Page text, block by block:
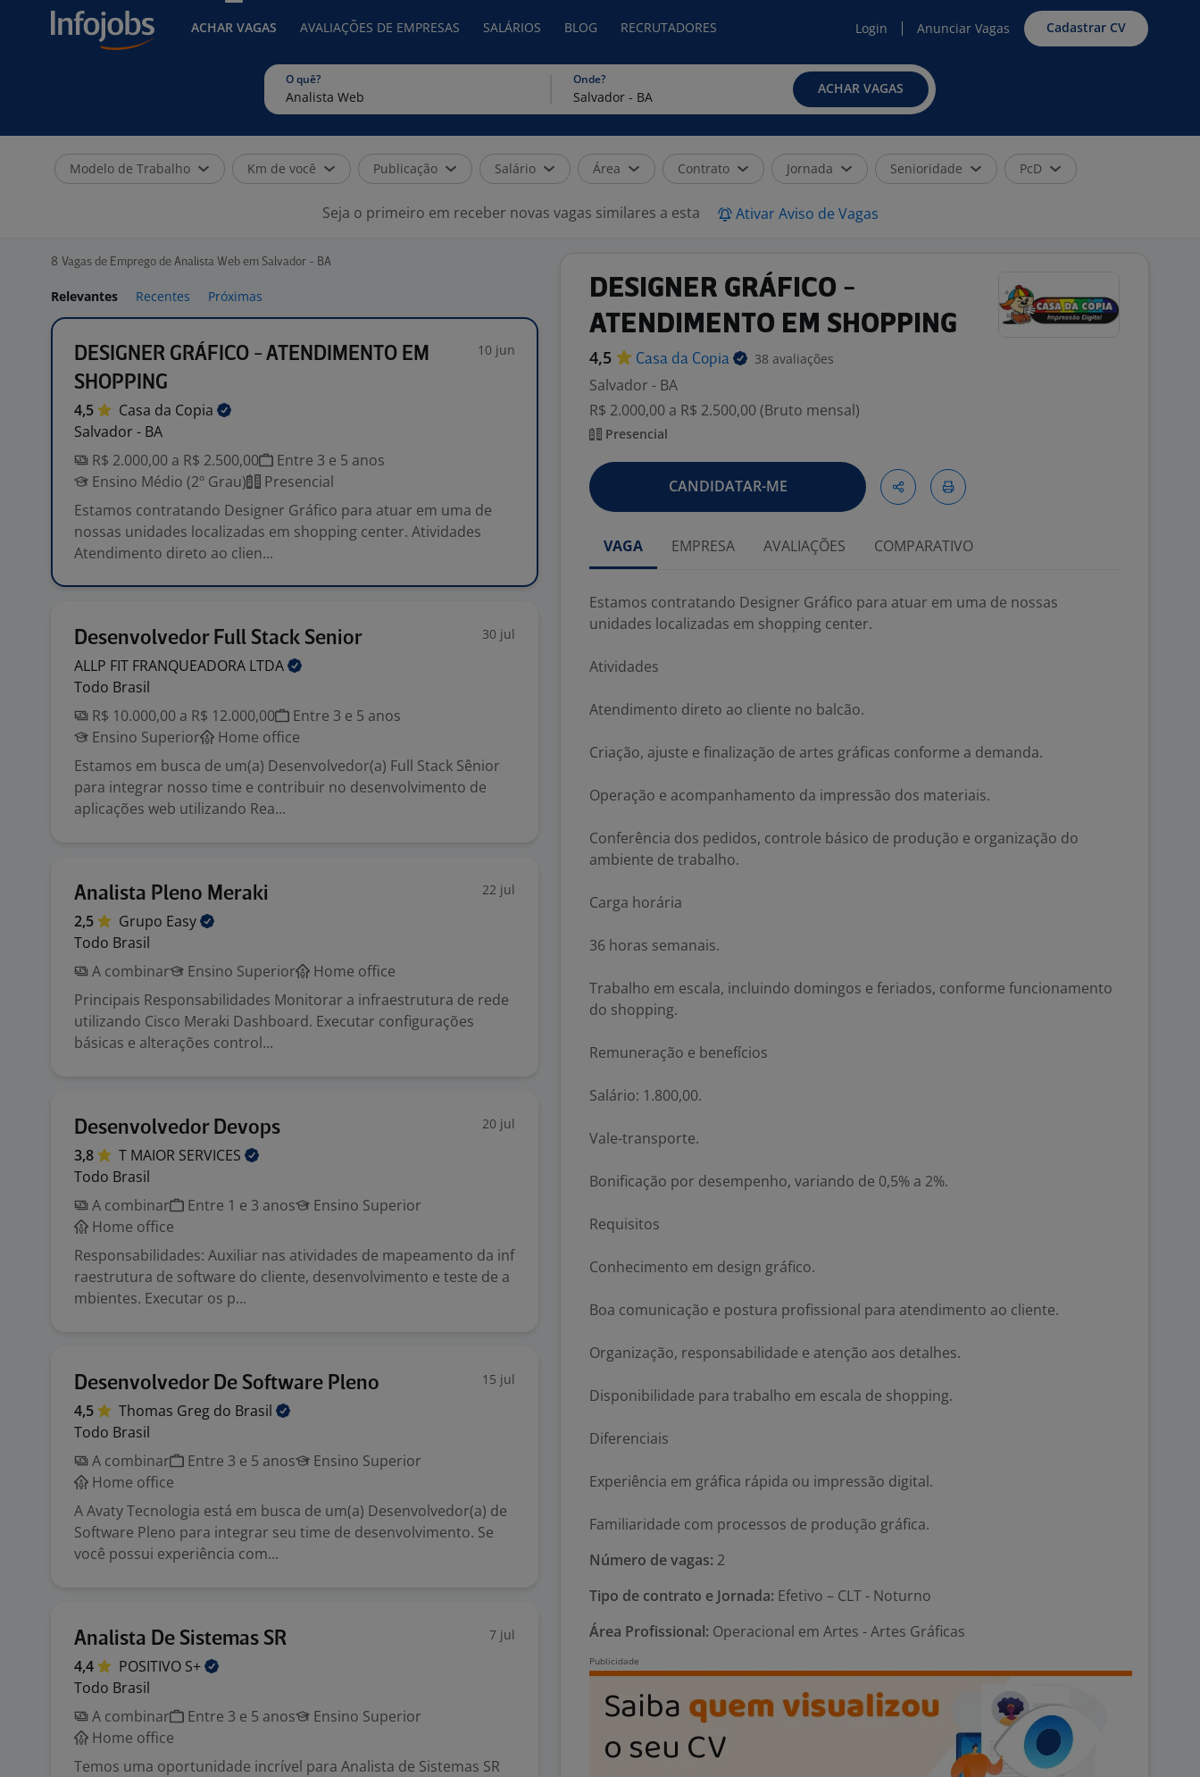
ACHAR VAGAS AVALIAÇÕES DE EMPRESAS SALÁRIOS BLOG RECRUTADORES Login Anunciar Vagas Cadastrar CV
O quê? Onde?
ACHAR VAGAS
Modelo de Trabalho Km de você Publicação Salário Área Contrato Jornada Senioridade PcD
Seja o primeiro em receber novas vagas similares a esta Ativar Aviso de Vagas
8 Vagas de Emprego de Analista Web em Salvador - BA
Relevantes Recentes Próximas
DESIGNER GRÁFICO - ATENDIMENTO EM
SHOPPING
10 jun
4,5 Casa da Copia
Salvador - BA
R$ 2.000,00 a R$ 2.500,00
Entre 3 e 5 anos
Ensino Médio (2º Grau)
Presencial
Estamos contratando Designer Gráfico para atuar em uma de
nossas unidades localizadas em shopping center. Atividades
Atendimento direto ao clien...
Desenvolvedor Full Stack Senior 30 jul
ALLP FIT FRANQUEADORA LTDA
Todo Brasil
R$ 10.000,00 a R$ 12.000,00
Entre 3 e 5 anos
Ensino Superior
Home office
Estamos em busca de um(a) Desenvolvedor(a) Full Stack Sênior
para integrar nosso time e contribuir no desenvolvimento de
aplicações web utilizando Rea...
Analista Pleno Meraki 22 jul
2,5 Grupo Easy
Todo Brasil
A combinar
Ensino Superior
Home office
Principais Responsabilidades Monitorar a infraestrutura de rede
utilizando Cisco Meraki Dashboard. Executar configurações
básicas e alterações control...
Desenvolvedor Devops 20 jul
3,8 T MAIOR SERVICES
Todo Brasil
A combinar
Entre 1 e 3 anos
Ensino Superior
Home office
Responsabilidades: Auxiliar nas atividades de mapeamento da inf
raestrutura de software do cliente, desenvolvimento e teste de a
mbientes. Executar os p...
Desenvolvedor De Software Pleno 15 jul
4,5 Thomas Greg do Brasil
Todo Brasil
A combinar
Entre 3 e 5 anos
Ensino Superior
Home office
A Avaty Tecnologia está em busca de um(a) Desenvolvedor(a) de
Software Pleno para integrar seu time de desenvolvimento. Se
você possui experiência com...
Analista De Sistemas SR 7 jul
4,4 POSITIVO S+
Todo Brasil
A combinar
Entre 3 e 5 anos
Ensino Superior
Home office
Temos uma oportunidade incrível para Analista de Sistemas SR
DESIGNER GRÁFICO -
ATENDIMENTO EM SHOPPING
4,5 Casa da Copia 38 avaliações
Salvador - BA
R$ 2.000,00 a R$ 2.500,00 (Bruto mensal)
Presencial
CANDIDATAR-ME
VAGA EMPRESA AVALIAÇÕES COMPARATIVO
Estamos contratando Designer Gráfico para atuar em uma de nossas
unidades localizadas em shopping center.
Atividades
Atendimento direto ao cliente no balcão.
Criação, ajuste e finalização de artes gráficas conforme a demanda.
Operação e acompanhamento da impressão dos materiais.
Conferência dos pedidos, controle básico de produção e organização do
ambiente de trabalho.
Carga horária
36 horas semanais.
Trabalho em escala, incluindo domingos e feriados, conforme funcionamento
do shopping.
Remuneração e benefícios
Salário: 1.800,00.
Vale-transporte.
Bonificação por desempenho, variando de 0,5% a 2%.
Requisitos
Conhecimento em design gráfico.
Boa comunicação e postura profissional para atendimento ao cliente.
Organização, responsabilidade e atenção aos detalhes.
Disponibilidade para trabalho em escala de shopping.
Diferenciais
Experiência em gráfica rápida ou impressão digital.
Familiaridade com processos de produção gráfica.
Número de vagas: 2
Tipo de contrato e Jornada: Efetivo – CLT - Noturno
Área Profissional: Operacional em Artes - Artes Gráficas